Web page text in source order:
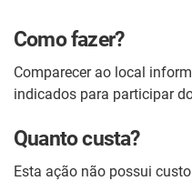
Como fazer?
Comparecer ao local
indicados para participar
Quanto custa?
Esta ação não possui